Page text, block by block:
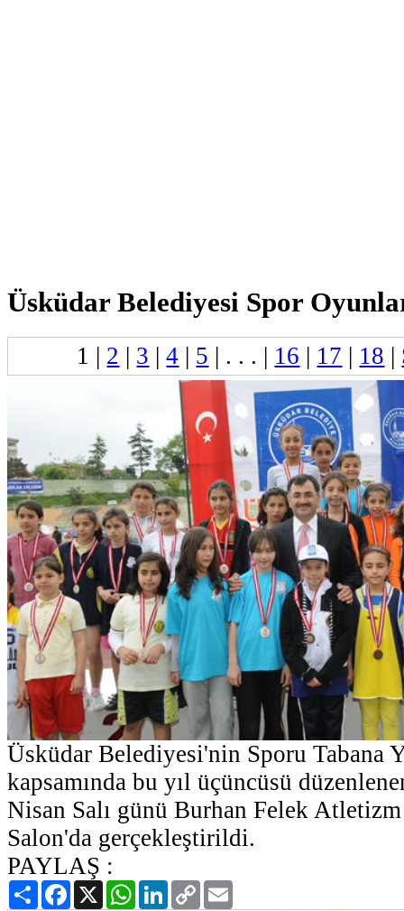
Üsküdar Belediyesi Spor
1 | 2 | 3 |4 | 5 | . . . | 16 | 17 | 18 |
Üsküdar Belediyesi'nin Sporu Tabana
kapsamında bu yıl üçüncüsü
Nisan Salı günü Burhan Felek Atletizm
Salon'da gerçekleştirildi.
PAYLAŞ :
PaylaşFacebook
X WhatsAppLinkedIn
Copy
Link